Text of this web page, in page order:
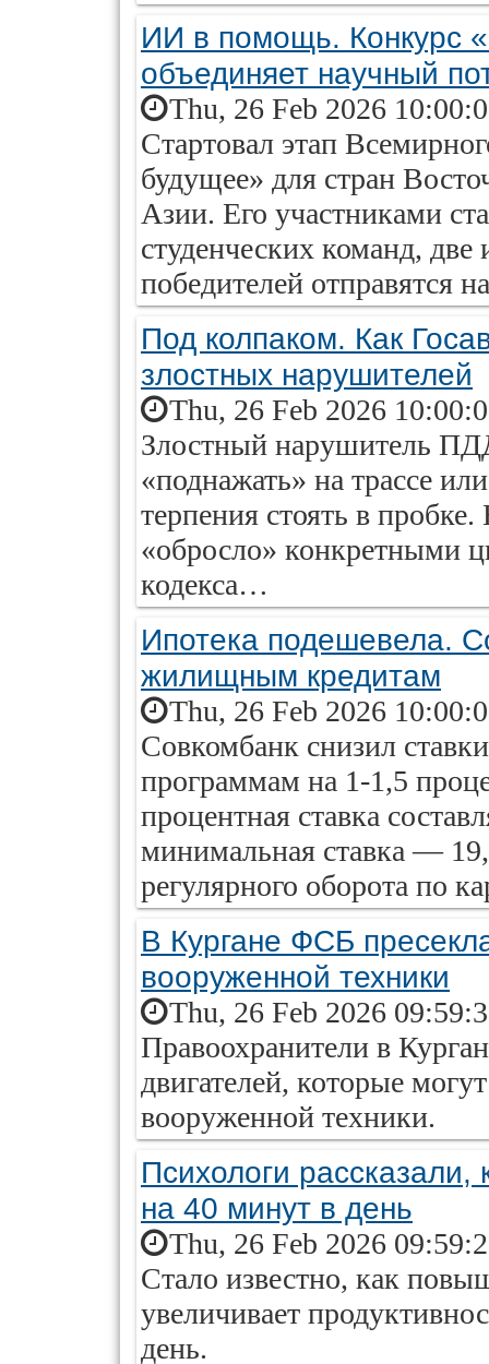
ИИ в помощь. Конкурс
объединяет научный
Thu, 26 Feb 2026
Стартовал этап
будущее» для стран
Азии. Его участниками
студенческих команд, две
победителей отправятся
Под колпаком. Как
злостных нарушителей
Thu, 26 Feb 2026
Злостный нарушитель
«поднажать» на трассе
терпения стоять в
«обросло» конкретными
кодекса…
Ипотека подешевела.
жилищным кредитам
Thu, 26 Feb 2026
Совкомбанк снизил
программам на 1-1,5
процентная ставка
минимальная ставка —
регулярного оборота по
В Кургане ФСБ
вооруженной техники
Thu, 26 Feb 2026
Правоохранители в
двигателей, которые
вооруженной техники.
Психологи рассказали,
на 40 минут в день
Thu, 26 Feb 2026
Стало известно, как
увеличивает
день.